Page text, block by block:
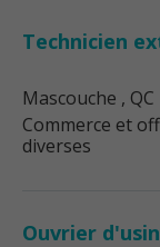
Technicien
Mascouche , QC
Commerce et
diverses
Ouvrier